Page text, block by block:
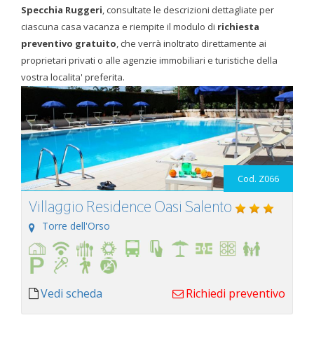
Specchia Ruggeri, consultate le descrizioni dettagliate per
ciascuna casa vacanza e riempite il modulo di richiesta
preventivo gratuito, che verrà inoltrato direttamente ai
proprietari privati o alle agenzie immobiliari e turistiche della
vostra localita' preferita.
Cod. Z066
Villaggio Residence Oasi Salento
Torre dell'Orso
Vedi scheda Richiedi preventivo